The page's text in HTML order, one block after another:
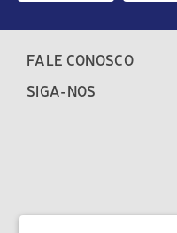
FALE CONOSCO
SIGA-NOS